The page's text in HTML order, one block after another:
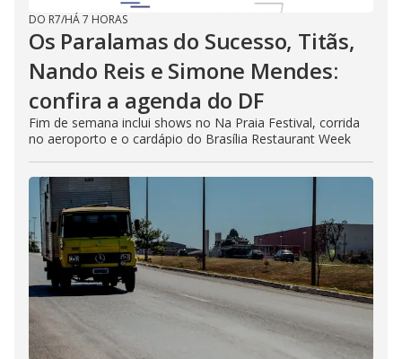
DO R7/HÁ 7 HORAS
Os Paralamas do Sucesso, Titãs,
Nando Reis e Simone Mendes:
confira a agenda do DF
Fim de semana inclui shows no Na Praia Festival, corrida
no aeroporto e o cardápio do Brasília Restaurant Week